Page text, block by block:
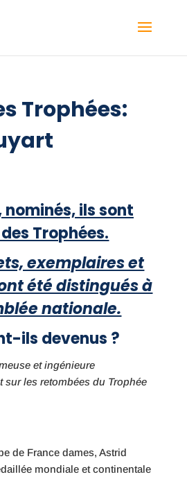
Trophées:
nominés, ils sont
Trophées.
exemplaires et
été distingués à
nationale.
ils devenus ?
et ingénieure
sur les retombées du Trophée
de France dames, Astrid
mondiale et continentale